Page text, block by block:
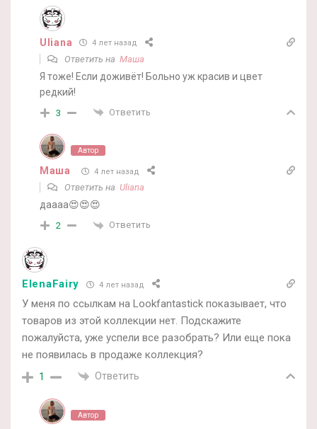
Uliana 4 лет назад
Ответить на Маша
Я тоже! Если доживёт! Больно уж красив и цвет
редкий!
3 Ответить
Автор
Маша 4 лет назад
Ответить на Uliana
даааа😍😍😍
2 Ответить
ElenaFairy 4 лет назад
У меня по ссылкам на Lookfantastick показывает, что
товаров из этой коллекции нет. Подскажите
пожалуйста, уже успели все разобрать? Или еще пока
не появилась в продаже коллекция?
1 Ответить
Автор